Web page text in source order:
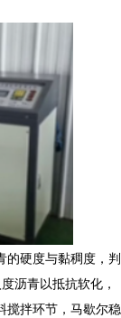
的硬度与黏稠度，判
沥青以抵抗软化，
搅拌环节，马歇尔稳